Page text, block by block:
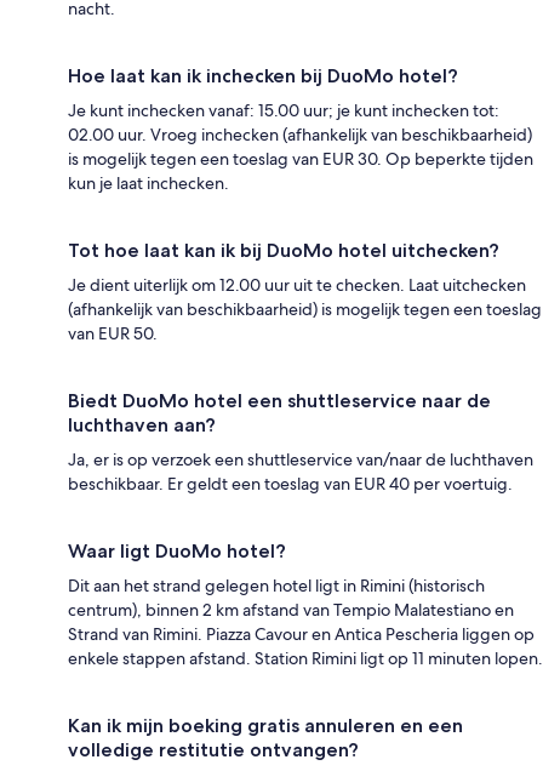
nacht.
Hoe laat kan ik inchecken bij DuoMo hotel?
Je kunt inchecken vanaf: 15.00 uur; je kunt inchecken tot:
02.00 uur. Vroeg inchecken (afhankelijk van beschikbaarheid)
is mogelijk tegen een toeslag van EUR 30. Op beperkte tijden
kun je laat inchecken.
Tot hoe laat kan ik bij DuoMo hotel uitchecken?
Je dient uiterlijk om 12.00 uur uit te checken. Laat uitchecken
(afhankelijk van beschikbaarheid) is mogelijk tegen een toeslag
van EUR 50.
Biedt DuoMo hotel een shuttleservice naar de
luchthaven aan?
Ja, er is op verzoek een shuttleservice van/naar de luchthaven
beschikbaar. Er geldt een toeslag van EUR 40 per voertuig.
Waar ligt DuoMo hotel?
Dit aan het strand gelegen hotel ligt in Rimini (historisch
centrum), binnen 2 km afstand van Tempio Malatestiano en
Strand van Rimini. Piazza Cavour en Antica Pescheria liggen op
enkele stappen afstand. Station Rimini ligt op 11 minuten lopen.
Kan ik mijn boeking gratis annuleren en een
volledige restitutie ontvangen?